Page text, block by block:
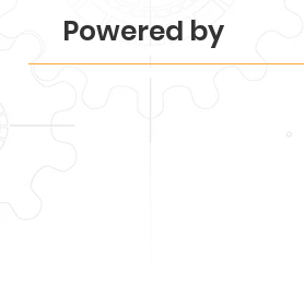
ecossistema.
Powered by